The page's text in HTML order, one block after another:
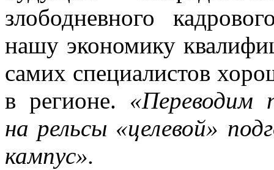
злободневного
нашу экономику
самих специалистов
в регионе. «Переводим
на рельсы «целевой»
кампус».